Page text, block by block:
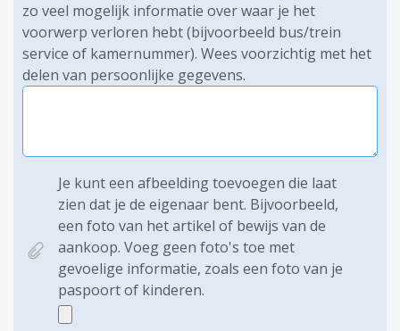
zo veel mogelijk informatie over waar je het
voorwerp verloren hebt (bijvoorbeeld bus/trein
service of kamernummer). Wees voorzichtig met het
delen van persoonlijke gegevens.
Je kunt een afbeelding toevoegen die laat
zien dat je de eigenaar bent. Bijvoorbeeld,
een foto van het artikel of bewijs van de
aankoop. Voeg geen foto's toe met
gevoelige informatie, zoals een foto van je
paspoort of kinderen.